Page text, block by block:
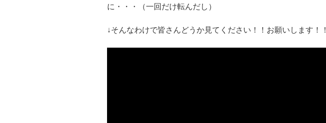
に・・・（一回だけ転んだし）
↓そんなわけで皆さんどうか見てください！！お願いします！！